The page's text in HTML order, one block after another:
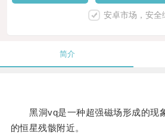
安卓市场，安全
简介
黑洞vq是一种超强磁场形成的现
的恒星残骸附近。